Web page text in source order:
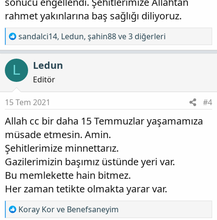
rahmet yakınlarına baş sağlığı diliyoruz.
T
e
p
i
l
e
r
:
sandalci14, Ledun, şahin88ve 3 diğerleri
L Ledun
Editör
15 Tem 2021 #4
Allah cc bir daha 15 Temmuzlar yaşamamıza
müsade etmesin. Amin.
Şehitlerimize minnettarız.
Gazilerimizin başımız üstünde yeri var.
Bu memlekette hain bitmez.
Her zaman tetikte olmakta yarar var.
T
Koray Korve Benefsaneyim